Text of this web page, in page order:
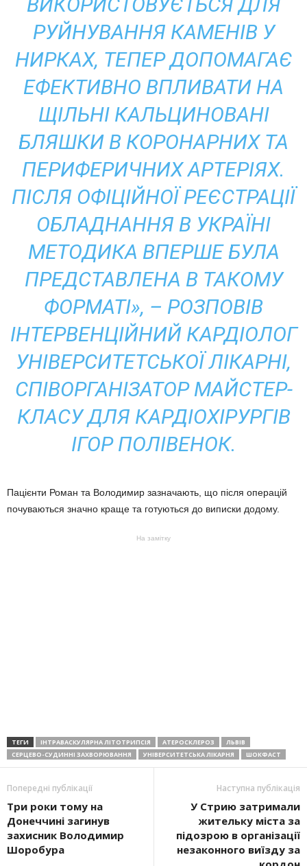
РУЙНУВАННЯ КАМЕНІВ У
НИРКАХ, ТЕПЕР ДОПОМАГАЄ
ЕФЕКТИВНО ВПЛИВАТИ НА
ЩІЛЬНІ КАЛЬЦИНОВАНІ
БЛЯШКИ В КОРОНАРНИХ ТА
ПЕРИФЕРИЧНИХ АРТЕРІЯХ.
ПІСЛЯ ОФІЦІЙНОЇ РЕЄСТРАЦІЇ
ОБЛАДНАННЯ В УКРАЇНІ
МЕТОДИКА ВПЕРШЕ БУЛА
ПРЕДСТАВЛЕНА В ТАКОМУ
ФОРМАТІ», – РОЗПОВІВ
ІНТЕРВЕНЦІЙНИЙ КАРДІОЛОГ
УНІВЕРСИТЕТСЬКОЇ ЛІКАРНІ,
СПІВОРГАНІЗАТОР МАЙСТЕР-
КЛАСУ ДЛЯ КАРДІОХІРУРГІВ
ІГОР ПОЛІВЕНОК.
Пацієнти Роман та Володимир зазначають, що після операцій
почуваються значно краще та готуються до виписки додому.
На замітку
ТЕГИ ІНТРАВАСКУЛЯРНА ЛІТОТРИПСІЯ АТЕРОСКЛЕРОЗ
ЛЬВІВ
СЕРЦЕВО-СУДИННІ ЗАХВОРЮВАННЯ
УНІВЕРСИТЕТСЬКА ЛІКАРНЯ ШОКФАСТ
Попередні публікації
Три роки тому на
Донеччині загинув
захисник Володимир
Шоробура
Наступна публікація
У Стрию затримали
жительку міста за
підозрою в організації
незаконного виїзду за